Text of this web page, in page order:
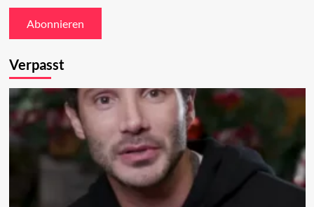
Verpasst